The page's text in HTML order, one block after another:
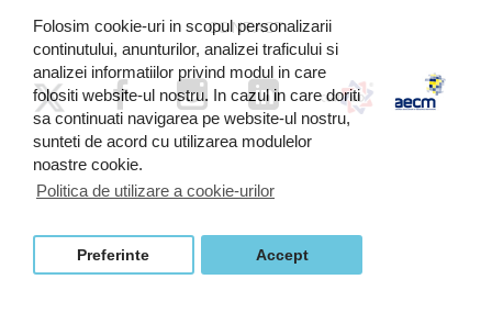
Folosim cookie-uri in scopul personalizarii
continutului, anunturilor, analizei traficului si
analizei informatiilor privind modul in care
folositi website-ul nostru. In cazul in care doriti
sa continuati navigarea pe website-ul nostru,
sunteti de acord cu utilizarea modulelor
noastre cookie.
Politica de utilizare a cookie-urilor
Preferinte Accept
CONTACT